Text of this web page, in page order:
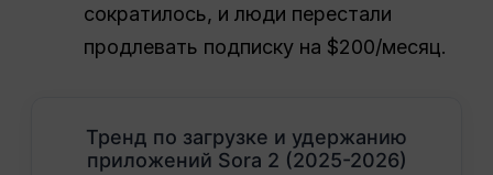
сократилось, и люди перестали
продлевать подписку на $200/месяц.
Тренд по загрузке и удержанию
приложений Sora 2 (2025-2026)